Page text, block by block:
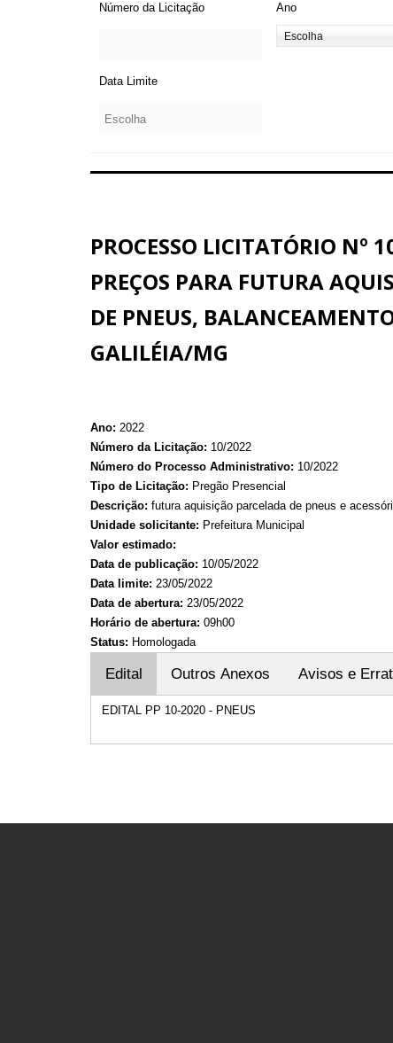
Número da Licitação Ano
Data Limite
PROCESSO LICITATÓRIO Nº
PREÇOS PARA FUTURA
DE PNEUS,
GALILÉIA/MG
Ano: 2022
Número da Licitação: 10/2022
Número do Processo Administrativo: 10/2022
Tipo de Licitação: Pregão Presencial
Descrição: futura aquisição parcelada de pneus e
Unidade solicitante: Prefeitura Municipal
Valor estimado:
Data de publicação: 10/05/2022
Data limite: 23/05/2022
Data de abertura: 23/05/2022
Horário de abertura: 09h00
Status: Homologada
Edital Outros Anexos Avisos e
EDITAL PP 10-2020 - PNEUS